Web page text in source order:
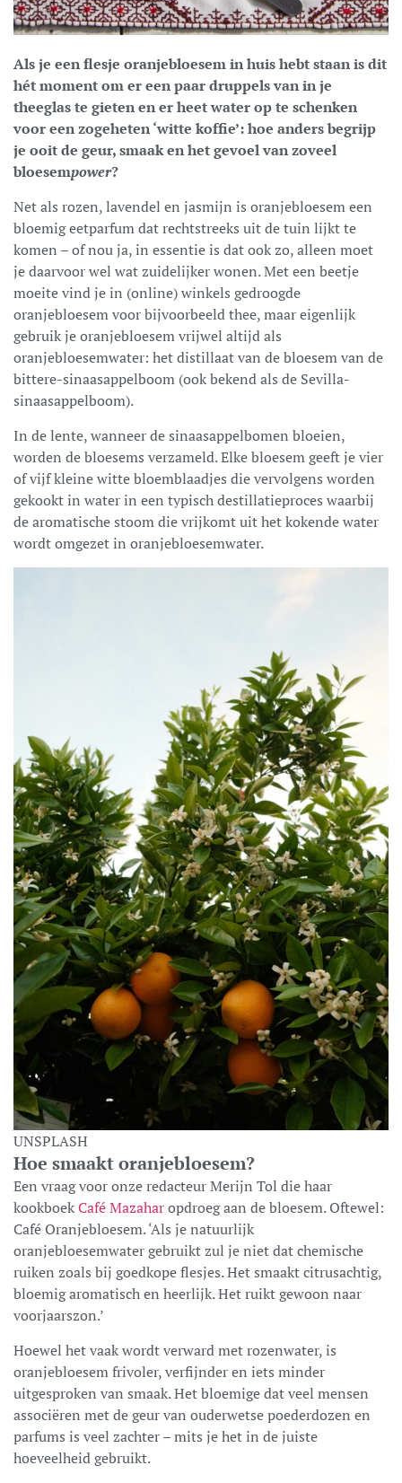
Als je een flesje oranjebloesem in huis hebt staan is dit
hét moment om er een paar druppels van in je
theeglas te gieten en er heet water op te schenken
voor een zogeheten ‘witte koffie’: hoe anders begrijp
je ooit de geur, smaak en het gevoel van zoveel
bloesempower?
Net als rozen, lavendel en jasmijn is oranjebloesem een
bloemig eetparfum dat rechtstreeks uit de tuin lijkt te
komen – of nou ja, in essentie is dat ook zo, alleen moet
je daarvoor wel wat zuidelijker wonen. Met een beetje
moeite vind je in (online) winkels gedroogde
oranjebloesem voor bijvoorbeeld thee, maar eigenlijk
gebruik je oranjebloesem vrijwel altijd als
oranjebloesemwater: het distillaat van de bloesem van de
bittere-sinaasappelboom (ook bekend als de Sevilla-
sinaasappelboom).
In de lente, wanneer de sinaasappelbomen bloeien,
worden de bloesems verzameld. Elke bloesem geeft je vier
of vijf kleine witte bloemblaadjes die vervolgens worden
gekookt in water in een typisch destillatieproces waarbij
de aromatische stoom die vrijkomt uit het kokende water
wordt omgezet in oranjebloesemwater.
UNSPLASH
Hoe smaakt oranjebloesem?
Een vraag voor onze redacteur Merijn Tol die haar
kookboekCafé Mazaharopdroeg aan de bloesem. Oftewel:
Café Oranjebloesem. ‘Als je natuurlijk
oranjebloesemwater gebruikt zul je niet dat chemische
ruiken zoals bij goedkope flesjes. Het smaakt citrusachtig,
bloemig aromatisch en heerlijk. Het ruikt gewoon naar
voorjaarszon.’
Hoewel het vaak wordt verward met rozenwater, is
oranjebloesem frivoler, verfijnder en iets minder
uitgesproken van smaak. Het bloemige dat veel mensen
associëren met de geur van ouderwetse poederdozen en
parfums is veel zachter – mits je het in de juiste
hoeveelheid gebruikt.